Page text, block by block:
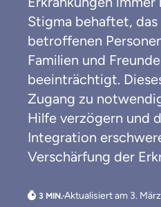
Stigma behaftet,
betroffenen
Familien und
beeinträchtigt.
Zugang zu
Hilfe verzögern und
Integration
Verschärfung der
Aktualisiert am 3.
du dich gut